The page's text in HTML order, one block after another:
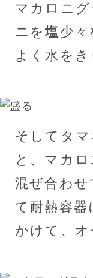
マカロニグ
ニ を塩 少々
よく水をき
そしてタ
と、マカ
混ぜ合わせ
て耐熱容器
かけて、オ